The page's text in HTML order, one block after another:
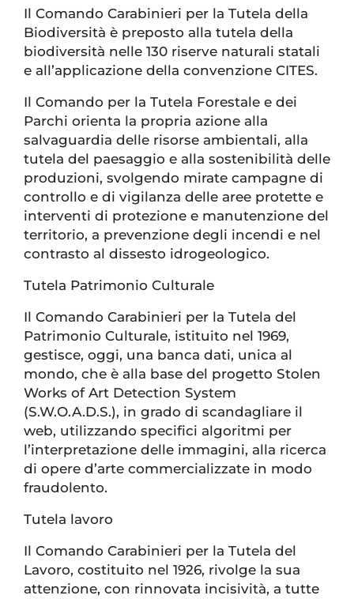
Il Comando Carabinieri per la Tutela della
Biodiversità è preposto alla tutela della
biodiversità nelle 130 riserve naturali statali
e all’applicazione della convenzione CITES.
Il Comando per la Tutela Forestale e dei
Parchi orienta la propria azione alla
salvaguardia delle risorse ambientali, alla
tutela del paesaggio e alla sostenibilità delle
produzioni, svolgendo mirate campagne di
controllo e di vigilanza delle aree protette e
interventi di protezione e manutenzione del
territorio, a prevenzione degli incendi e nel
contrasto al dissesto idrogeologico.
Tutela Patrimonio Culturale
Il Comando Carabinieri per la Tutela del
Patrimonio Culturale, istituito nel 1969,
gestisce, oggi, una banca dati, unica al
mondo, che è alla base del progetto Stolen
Works of Art Detection System
(S.W.O.A.D.S.), in grado di scandagliare il
web, utilizzando specifici algoritmi per
l’interpretazione delle immagini, alla ricerca
di opere d’arte commercializzate in modo
fraudolento.
Tutela lavoro
Il Comando Carabinieri per la Tutela del
Lavoro, costituito nel 1926, rivolge la sua
attenzione, con rinnovata incisività, a tutte